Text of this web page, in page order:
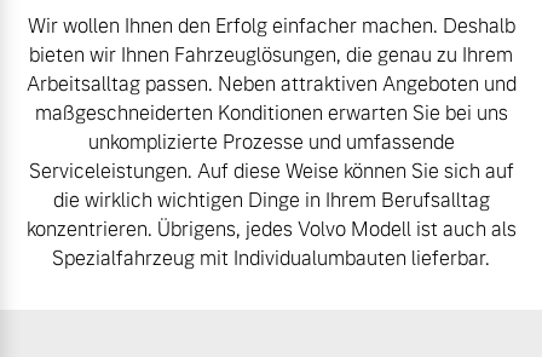
Konnektivität
Angebot anfragen
Fahrzeug konfigurieren
Service by Volvo
Sie erhalten bei uns eine
Vielzahl von Original
Volvo Winter- und
Sommer Kompletträder.
Wir wollen Ihnen den Erfolg einfacher machen. Deshalb
bieten wir Ihnen Fahrzeuglösungen, die genau zu Ihrem
Arbeitsalltag passen. Neben attraktiven Angeboten und
maßgeschneiderten Konditionen erwarten Sie bei uns
unkomplizierte Prozesse und umfassende
Serviceleistungen. Auf diese Weise können Sie sich auf
die wirklich wichtigen Dinge in Ihrem Berufsalltag
konzentrieren. Übrigens, jedes Volvo Modell ist auch als
Spezialfahrzeug mit Individualumbauten lieferbar.